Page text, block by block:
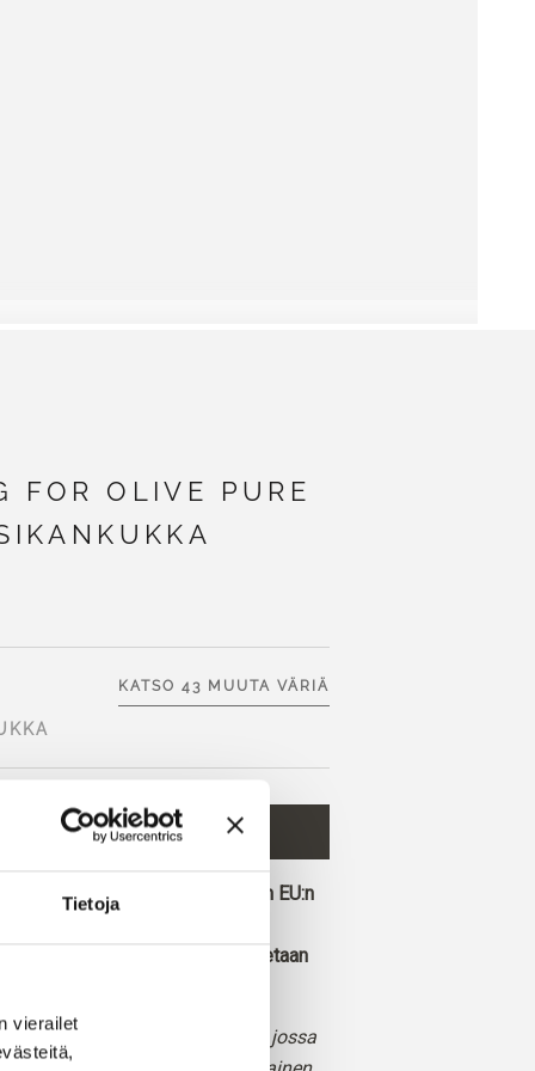
Tietoja
vierailet
FOR OLIVE PURE
KATSO 43 MUUTA VÄRIÄ
€9,80
lisää ja saat ilmaisen toimituksen EU:n
tehdyt tilaukset toimitetaan
kirkas, vaaleanpunainen sävy, jossa